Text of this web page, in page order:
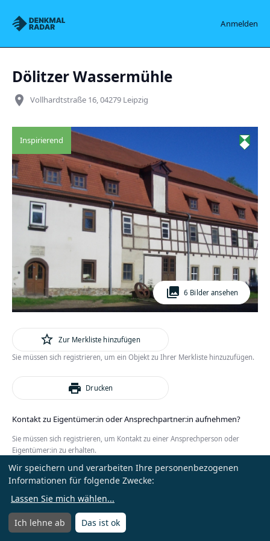
Denkmalradar Anmelden
Menü öffnen
Dölitzer Wassermühle
place Vollhardtstraße 16, 04279 Leipzig
photo_library 6 Bilder ansehen
Inspirierend
star_outline Zur Merkliste hinzufügen
Sie müssen sich registrieren, um ein Objekt zu Ihrer Merkliste hinzuzufügen.
print Drucken
Kontakt zu Eigentümer:in oder Ansprechpartner:in aufnehmen?
Sie müssen sich registrieren, um Kontakt zu einer Ansprechperson oder
Eigentümer:in zu erhalten.
Anmelden oder Kostenlos registrieren
Wir speichern und verarbeiten Ihre personenbezogenen
Informationen für folgende Zwecke:
Lassen Sie mich wählen...
Ich lehne ab Das ist ok